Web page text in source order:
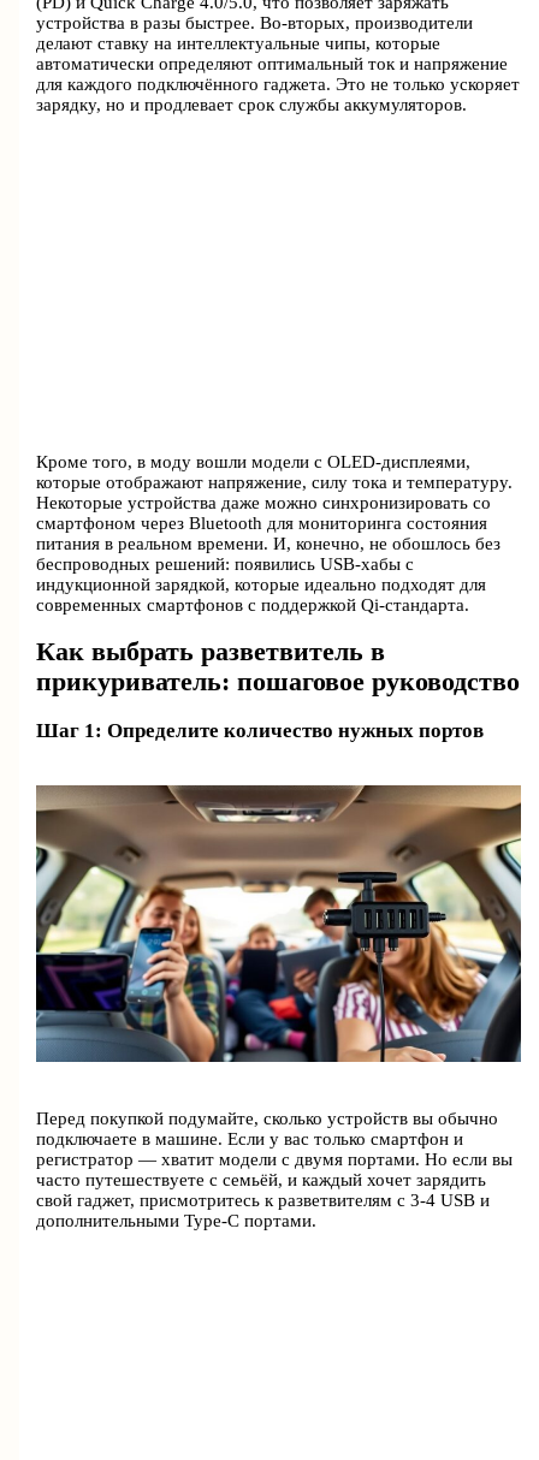
устройства в разы быстрее. Во-вторых, производители
делают ставку на интеллектуальные чипы, которые
автоматически определяют оптимальный ток и напряжение
для каждого подключённого гаджета. Это не только ускоряет
зарядку, но и продлевает срок службы аккумуляторов.
Кроме того, в моду вошли модели с OLED-дисплеями,
которые отображают напряжение, силу тока и температуру.
Некоторые устройства даже можно синхронизировать со
смартфоном через Bluetooth для мониторинга состояния
питания в реальном времени. И, конечно, не обошлось без
беспроводных решений: появились USB-хабы с
индукционной зарядкой, которые идеально подходят для
современных смартфонов с поддержкой Qi-стандарта.
Как выбрать разветвитель в
прикуриватель: пошаговое руководство
Шаг 1: Определите количество нужных портов
Перед покупкой подумайте, сколько устройств вы обычно
подключаете в машине. Если у вас только смартфон и
регистратор — хватит модели с двумя портами. Но если вы
часто путешествуете с семьёй, и каждый хочет зарядить
свой гаджет, присмотритесь к разветвителям с 3-4 USB и
дополнительными Type-C портами.